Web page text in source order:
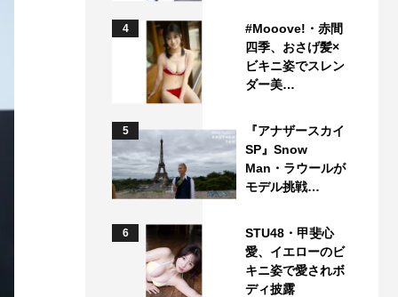
4
#Mooove!・赤間
四季、おさげ髪×
ビキニ姿でスレン
ダー美…
5
『アナザースカイ
SP』Snow
Man・ラウールが
モデル挑戦…
6
STU48・甲斐心
愛、イエローのビ
キニ姿で愛されボ
ディ披露